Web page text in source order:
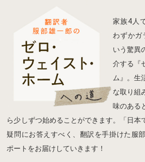
家族4人
わずかガ
いう驚異
介する『
ム』。生
な取り組
味のある
ら少しずつ始めることができます。「日本
疑問にお答えすべく、翻訳を手掛けた服
ポートをお届けしていきます！